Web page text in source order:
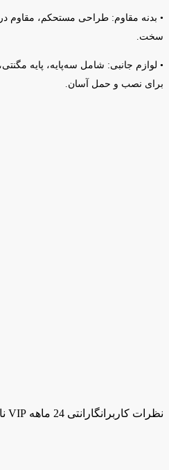
• بدنه مقاوم: طراحی مستحکم، مقاوم
سخت.
• لوازم جانبی: شامل سه‌پایه، پایه
برای نصب و حمل آسان.
نظرات کاربرانگارانتی 24 ماهه VIP نامحدود